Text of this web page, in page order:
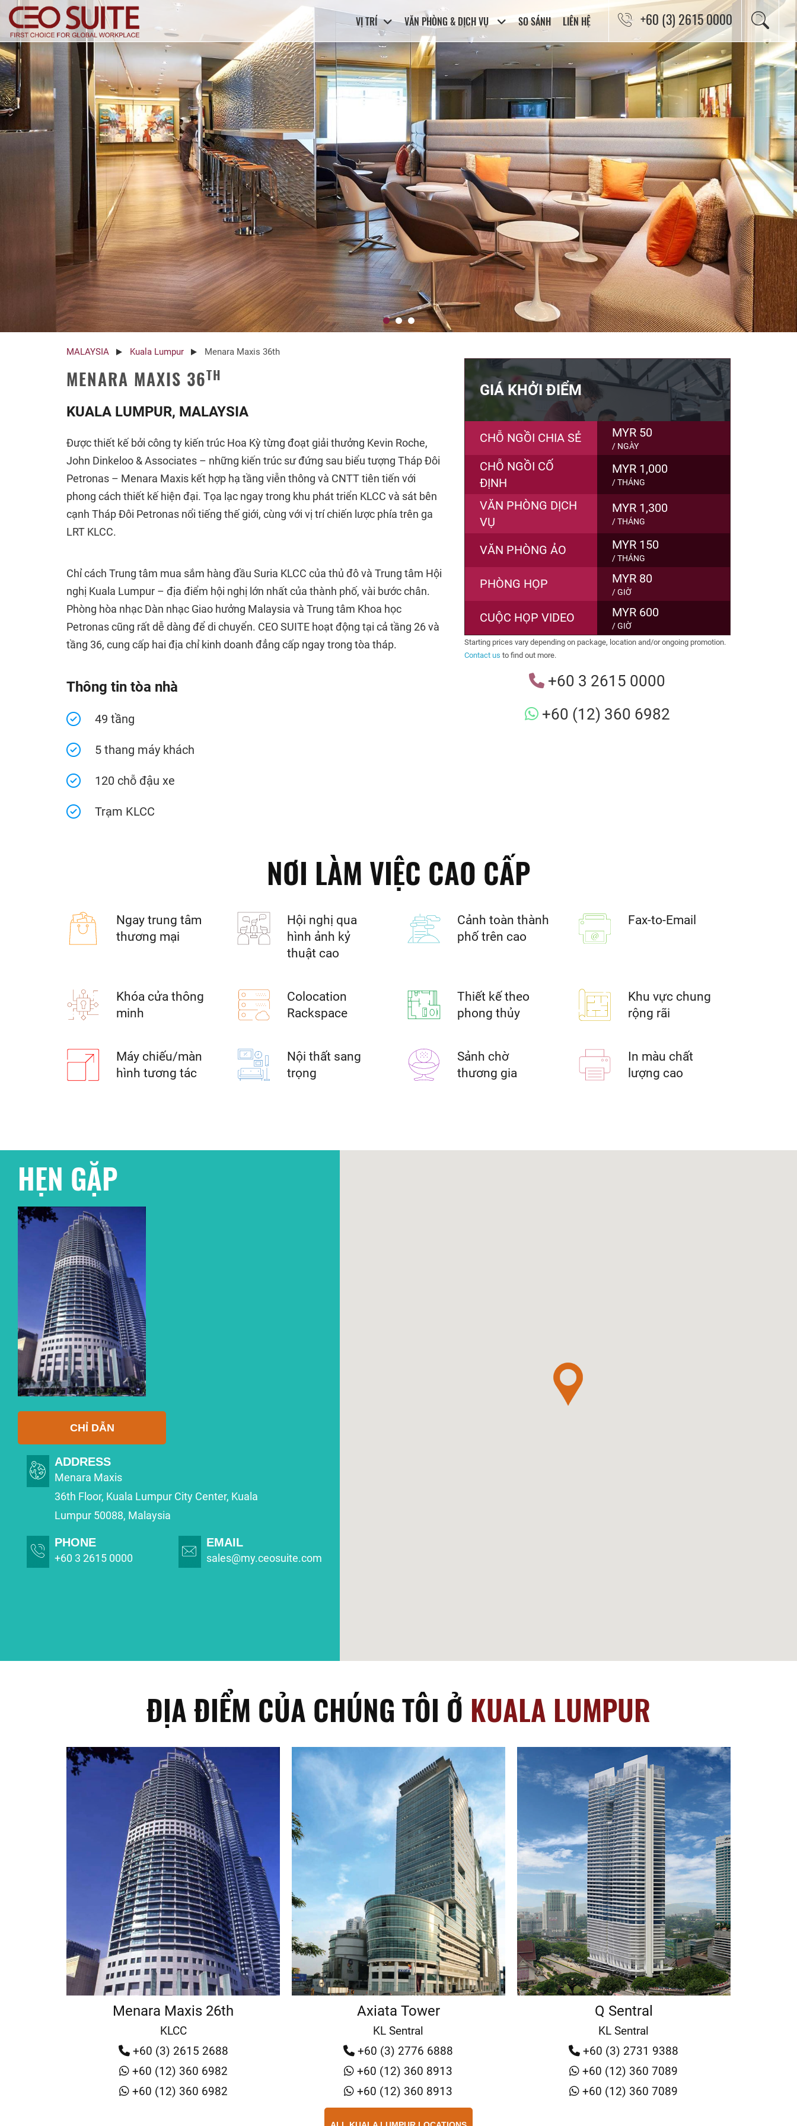
VỊ TRÍ VĂN PHÒNG & DỊCH VỤ SO SÁNH LIÊN HỆ +60 (3) 2615 0000
MALAYSIA Kuala Lumpur Menara Maxis 36th
MENARA MAXIS 36TH
KUALA LUMPUR, MALAYSIA
Được thiết kế bởi công ty kiến trúc Hoa Kỳ từng đoạt giải thưởng Kevin Roche,
John Dinkeloo & Associates – những kiến trúc sư đứng sau biểu tượng Tháp Đôi
Petronas – Menara Maxis kết hợp hạ tầng viễn thông và CNTT tiên tiến với
phong cách thiết kế hiện đại. Tọa lạc ngay trong khu phát triển KLCC và sát bên
cạnh Tháp Đôi Petronas nổi tiếng thế giới, cùng với vị trí chiến lược phía trên ga
LRT KLCC.
Chỉ cách Trung tâm mua sắm hàng đầu Suria KLCC của thủ đô và Trung tâm Hội
nghị Kuala Lumpur – địa điểm hội nghị lớn nhất của thành phố, vài bước chân.
Phòng hòa nhạc Dàn nhạc Giao hưởng Malaysia và Trung tâm Khoa học
Petronas cũng rất dễ dàng để di chuyển. CEO SUITE hoạt động tại cả tầng 26 và
tầng 36, cung cấp hai địa chỉ kinh doanh đẳng cấp ngay trong tòa tháp.
Thông tin tòa nhà
49 tầng
5 thang máy khách
120 chỗ đậu xe
Trạm KLCC
GIÁ KHỞI ĐIỂM
CHỖ NGỒI CHIA SẺ MYR 50
/ NGÀY
CHỖ NGỒI CỐ
ĐỊNH
MYR 1,000
/ THÁNG
VĂN PHÒNG DỊCH
VỤ
MYR 1,300
/ THÁNG
VĂN PHÒNG ẢO MYR 150
/ THÁNG
PHÒNG HỌP MYR 80
/ GIỜ
CUỘC HỌP VIDEO MYR 600
/ GIỜ
Starting prices vary depending on package, location and/or ongoing promotion.
Contact us to find out more.
+60 3 2615 0000
+60 (12) 360 6982
NƠI LÀM VIỆC CAO CẤP
Ngay trung tâm
thương mại
Hội nghị qua
hình ảnh kỷ
thuật cao
Cảnh toàn thành
phố trên cao
Fax-to-Email
Khóa cửa thông
minh
Colocation
Rackspace
Thiết kế theo
phong thủy
Khu vực chung
rộng rãi
Máy chiếu/màn
hình tương tác
Nội thất sang
trọng
Sảnh chờ
thương gia
In màu chất
lượng cao
HẸN GẶP
CHỈ DẪN
ADDRESS
Menara Maxis
36th Floor, Kuala Lumpur City Center, Kuala
Lumpur 50088, Malaysia
PHONE
+60 3 2615 0000
EMAIL
sales@my.ceosuite.com
ĐỊA ĐIỂM CỦA CHÚNG TÔI Ở KUALA LUMPUR
Menara Maxis 26th
KLCC
+60 (3) 2615 2688
+60 (12) 360 6982
+60 (12) 360 6982
Axiata Tower
KL Sentral
+60 (3) 2776 6888
+60 (12) 360 8913
+60 (12) 360 8913
Q Sentral
KL Sentral
+60 (3) 2731 9388
+60 (12) 360 7089
+60 (12) 360 7089